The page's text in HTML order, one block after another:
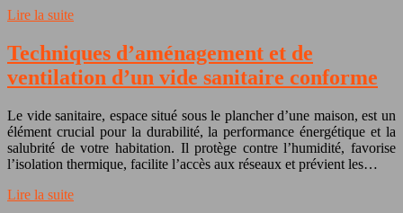
Lire la suite
Techniques d’aménagement et de
ventilation d’un vide sanitaire conforme
Le vide sanitaire, espace situé sous le plancher d’une maison, est un
élément crucial pour la durabilité, la performance énergétique et la
salubrité de votre habitation. Il protège contre l’humidité, favorise
l’isolation thermique, facilite l’accès aux réseaux et prévient les…
Lire la suite